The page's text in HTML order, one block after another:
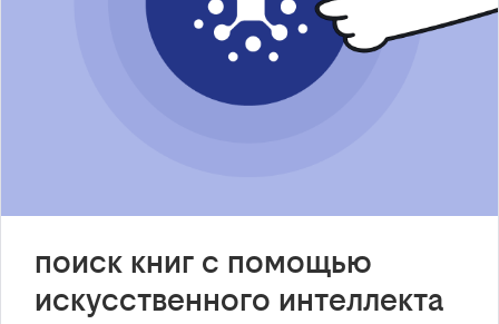
поиск книг с помощью
искусственного интеллекта